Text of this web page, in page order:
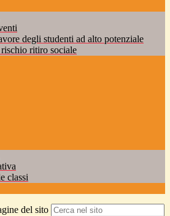
degli studenti ad alto potenziale
ritiro sociale
classi
del sito